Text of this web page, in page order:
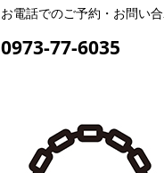
お電話でのご予約・お問い
0973-77-6035